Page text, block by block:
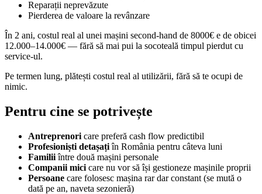
Reparații neprevăzute
Pierderea de valoare la revânzare
În 2 ani, costul real al unei mașini second-hand de 8000€ e de obicei
12.000–14.000€ — fără să mai pui la socoteală timpul pierdut cu
service-ul.
Pe termen lung, plătești costul real al utilizării, fără să te ocupi de
nimic.
Pentru cine se potrivește
Antreprenori care preferă cash flow predictibil
Profesioniști detașațiîn România pentru câteva luni
Familiiîntre două mașini personale
Companii mici care nu vor să își gestioneze mașinile proprii
Persoane care folosesc mașina rar dar constant (se mută o
dată pe an, naveta sezonieră)